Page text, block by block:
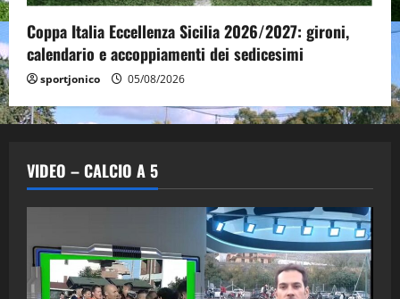
Coppa Italia Eccellenza Sicilia 2026/2027: gironi,
calendario e accoppiamenti dei sedicesimi
sportjonico 05/08/2026
VIDEO – CALCIO A 5